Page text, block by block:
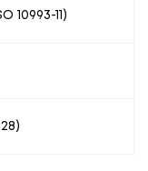
10993-11)